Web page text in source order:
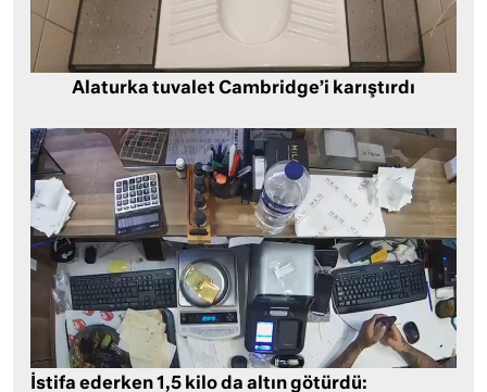
Alaturka tuvalet Cambridge’i karıştırdı
İstifa ederken 1,5 kilo da altın götürdü: